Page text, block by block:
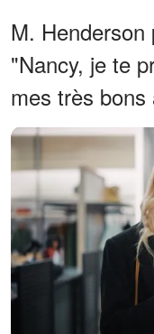
M. Henderson
"Nancy, je te
mes très